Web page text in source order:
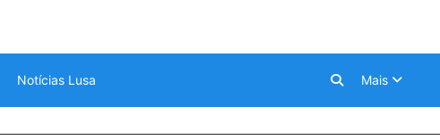
Notícias Lusa Mais